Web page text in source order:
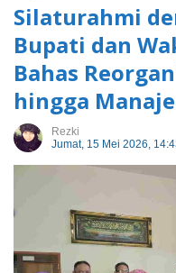
Silaturahmi
Bupati dan
Bahas
hingga
Rezki
Jumat, 15 Mei 2026,